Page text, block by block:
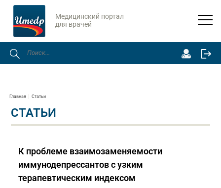
Медицинский портал
для врачей
Главная Статьи
СТАТЬИ
К проблеме взаимозаменяемости
иммунодепрессантов с узким
терапевтическим индексом